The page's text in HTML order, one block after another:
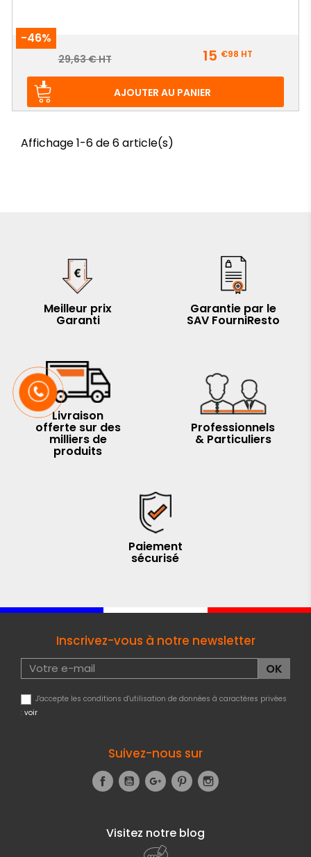
-46%
Prix
Prix
29,63 € HT 15 €98 HT
AJOUTER AU PANIER
Affichage 1-6 de 6 article(s)
Meilleur prix
Garanti
Garantie par le
SAV FourniResto
Livraison
offerte sur des
milliers de
produits
Professionnels
& Particuliers
Paiement
sécurisé
Inscrivez-vous à notre newsletter
J'accepte les conditions d'utilisation de données à caractères privées
: voir
Suivez-nous sur
FacebookYouTubeGoogle+Pinterest
Visitez notre blog